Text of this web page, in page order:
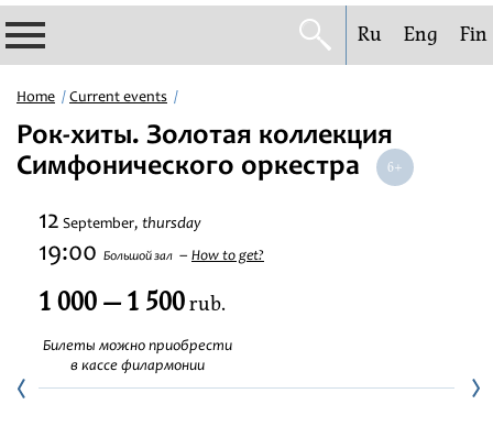
Philharmonic
Current events
Festivals
Ru Eng Fin
Home Current events
Рок-хиты. Золотая коллекция
Симфонического оркестра
12 September, thursday
19:00 Большой зал How to get?
1 000 — 1 500rub.
Билеты можно приобрести
в кассе филармонии